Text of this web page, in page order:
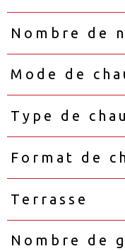
Nombre de
Mode de
Type de
Format de
Terrasse
Nombre de